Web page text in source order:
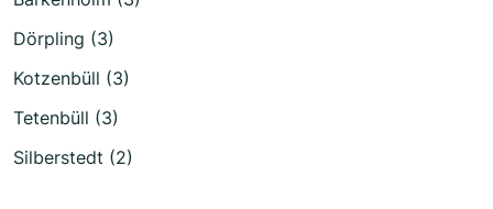
Dörpling (3)
Kotzenbüll (3)
Tetenbüll (3)
Silberstedt (2)